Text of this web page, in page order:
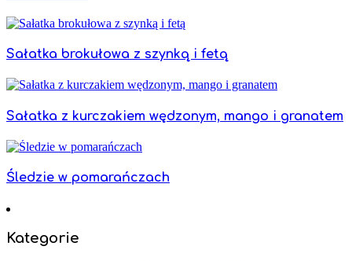
Sałatka brokułowa z szynką i fetą
Sałatka z kurczakiem wędzonym, mango i granatem
Śledzie w pomarańczach
Kategorie